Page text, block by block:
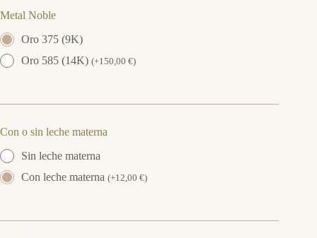
Metal Noble
Oro 375 (9K)
Oro 585 (14K) (+150,00 €)
Con o sin leche materna
Sin leche materna
Con leche materna (+12,00 €)